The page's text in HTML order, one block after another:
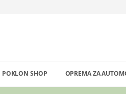
POKLON SHOP OPREMA ZA